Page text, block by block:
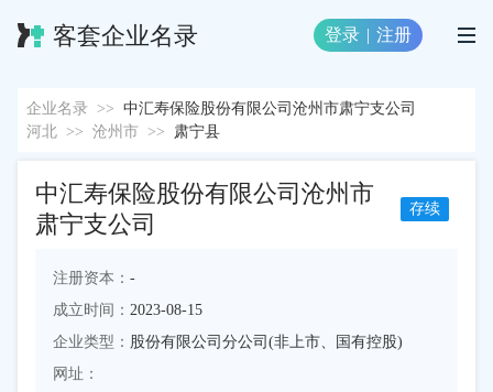
客套企业名录 登录 | 注册
企业名录 >> 中汇寿保险股份有限公司沧州市肃宁支公司
河北 >> 沧州市 >> 肃宁县
中汇寿保险股份有限公司沧州市
肃宁支公司
存续
注册资本： -
成立时间： 2023-08-15
企业类型： 股份有限公司分公司(非上市、国有控股)
网址：